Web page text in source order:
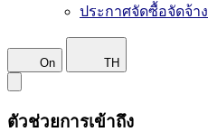
ประกาศจัดซื้อจัดจ้าง
On TH
ตัวช่วยการเข้าถึง